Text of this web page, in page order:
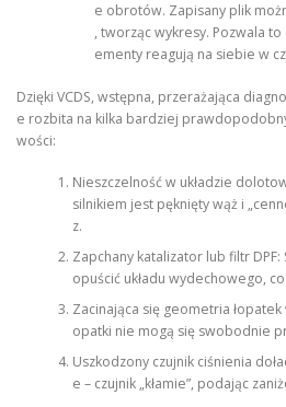
e obrotów. Zapisany plik
, tworząc wykresy. Pozwala
ementy reagują na siebie w
Dzięki VCDS, wstępna, przerażająca
e rozbita na kilka bardziej
wości:
Nieszczelność w układzie
silnikiem jest pęknięty wąż i
z.
Zapchany katalizator lub filtr
opuścić układu wydechowego,
Zacinająca się geometria
opatki nie mogą się swobodnie
Uszkodzony czujnik ciśnienia
e – czujnik „kłamie”, podając